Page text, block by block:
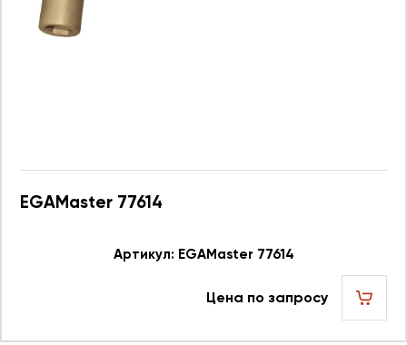
EGAMaster 77614
Артикул: EGAMaster 77614
Цена по запросу